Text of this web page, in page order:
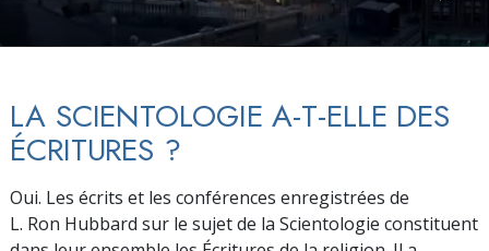
LA SCIENTOLOGIE A-T-ELLE DES
ÉCRITURES ?
Oui. Les écrits et les conférences enregistrées de
L. Ron Hubbard sur le sujet de la Scientologie constituent